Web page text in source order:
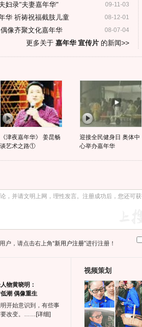
09-11-03
妇录"夫妻嘉年华"
08-12-01
华 祈祷祝福截肢儿童
08-07-04
像齐聚文化嘉年华
更多关于 嘉年华 宣传片的新闻>>
《津夜嘉年华》 姜昆畅
谈艺术之路①
迎接全民健身日 奥体中
心举办嘉年华
户，请点击右上角“新用户注册”进行注册！
物黄晓明：
潮 偶像重生
开始意识到，有些事
要改变。…… [详细]
视频策划